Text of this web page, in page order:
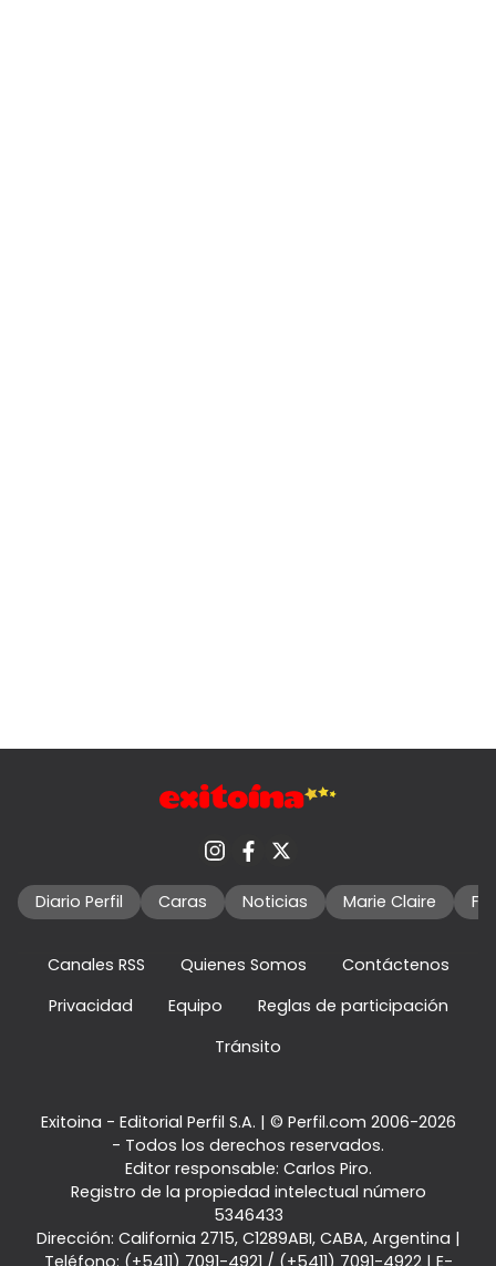
Diario Perfil Caras Noticias Marie Claire
Canales RSS Quienes Somos
Contáctenos
Privacidad
Equipo
Reglas de participación
Tránsito
Exitoina - Editorial Perfil S.A. | © Perfil.com 2006-2026
- Todos los derechos reservados.
Editor responsable: Carlos Piro.
Registro de la propiedad intelectual número
5346433
Dirección: California 2715, C1289ABI, CABA, Argentina |
Teléfono: (+5411) 7091-4921 / (+5411) 7091-4922 | E-